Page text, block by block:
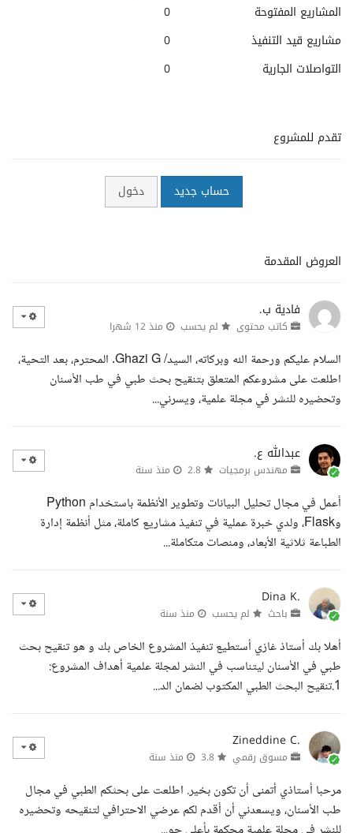
المشاريع المفتوحة
0
مشاريع قيد التنفيذ
0
التواصلات الجارية
0
تقدم للمشروع
حساب جديد دخول
العروض المقدمة
فادية ب.
كاتب محتوى لم يحسب منذ 12 شهرا
السلام عليكم ورحمة الله وبركاته، السيد/ Ghazi G. المحترم، بعد التحية،
اطلعت على مشروعكم المتعلق بتنقيح بحث طبي في طب الأسنان
وتحضيره للنشر في مجلة علمية، ويسرني...
عبدالله ع.
مهندس برمجيات منذ سنة
أعمل في مجال تحليل البيانات وتطوير الأنظمة باستخدام Python
وFlask، ولدي خبرة عملية في تنفيذ مشاريع كاملة، مثل أنظمة إدارة
الطباعة ثلاثية الأبعاد، ومنصات متكاملة...
Dina K.
باحث لم يحسب منذ سنة
أهلا بك أستاذ غازي أستطيع تنفيذ المشروع الخاص بك و هو تنقيح بحث
طبي في الأسنان ليتناسب في النشر لمجلة علمية أهداف المشروع:
1.تنقيح البحث الطبي المكتوب لضمان الد...
Zineddine C.
مسوق رقمي منذ سنة
مرحبا أستاذي أتمنى أن تكون بخير. اطلعت على بحثكم الطبي في مجال
طب الأسنان، ويسعدني أن أقدم لكم عرضي الاحترافي لتنقيحه وتحضيره